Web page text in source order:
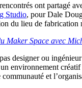
ont partagé
Studio, pour Dale
du lieu de fabrication
Maker Space avec
designer ou
environnement
et